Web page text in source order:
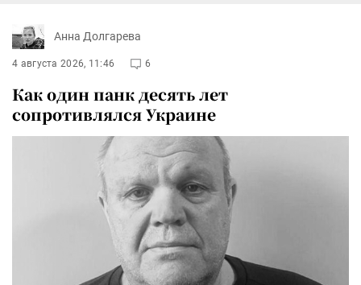
Анна Долгарева
4 августа 2026, 11:46 6
Как один панк десять лет
сопротивлялся Украине